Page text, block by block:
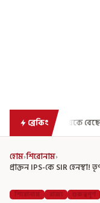
ব্রেকিং
টার্গেট করা হবে না! আবু-
হোম›শিরোনাম›
প্রাক্তন IPS-কে SIR
শিরোনাম রাজ্য গুরুত্বপূর্ণ